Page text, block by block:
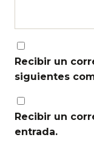
Recibir un
siguientes
Recibir un
entrada.